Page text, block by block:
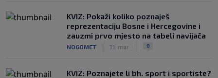
KVIZ: Pokaži koliko poznaješ
reprezentaciju Bosne i Hercegovine i
zauzmi prvo mjesto na tabeli navijača
NOGOMET 31. mar. 0
KVIZ: Poznajete li bh. sport i sportiste?